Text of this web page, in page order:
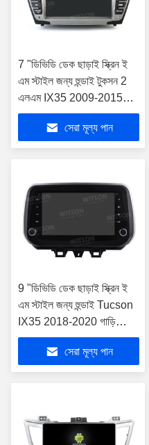
7 "ডিভিডি ডেক ছাড়াই স্ক্রিন ই
এম স্টাইল জন্য হুন্ডাই টুকসন 2
এলএম IX35 2009-2015
গাড়ি মাল্টিমিডিয়া স্টেরিও
সেরা মূল্য পান
9 "ডিভিডি ডেক ছাড়াই স্ক্রিন ই
এম স্টাইল জন্য হুন্ডাই Tucson
IX35 2018-2020 গাড়ি
মাল্টিমিডিয়া স্টেরিও
সেরা মূল্য পান